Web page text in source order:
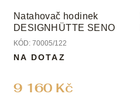
Natahovač hodinek
DESIGNHÜTTE SENO
KÓD: 70005/122
9 160 Kč
NA DOTAZ